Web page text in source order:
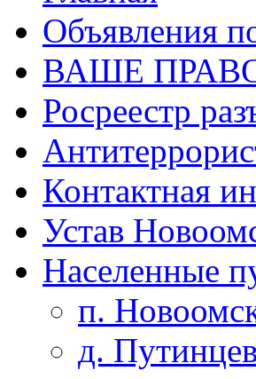
Объявления
ВАШЕ
Росреестр
Контактная
Устав
Населенные
п.
д.